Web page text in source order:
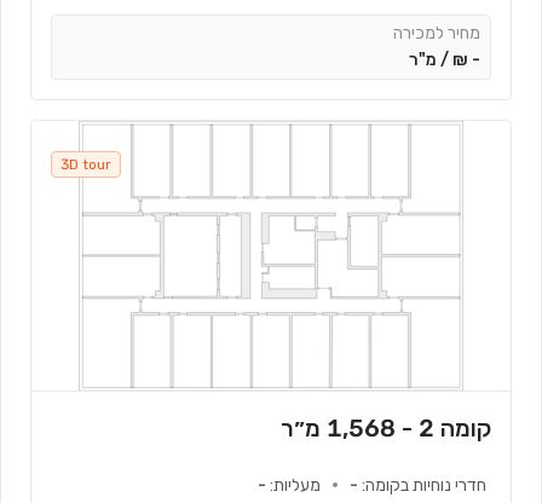
מחיר למכירה
-
₪ / מ"ר
3D tour
קומה 2 - 1,568 מ״ר
חדרי נוחיות בקומה:
- מעליות:
-